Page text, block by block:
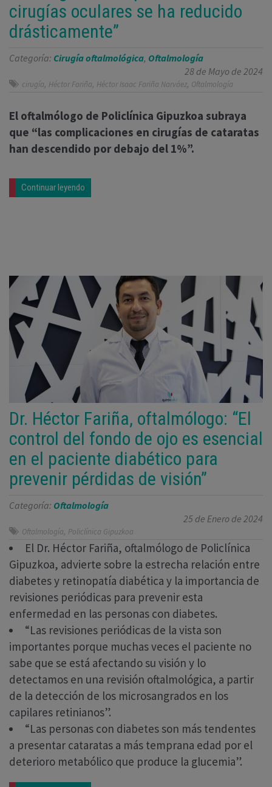
cirugías oculares se ha reducido
drásticamente”
Categoría: Cirugía oftalmológica, Oftalmología
28 de Mayo de 2024
cirugía, Héctor Fariña, Héctor Isaac Fariña Narváez, Oftalmología
El oftalmólogo de Policlínica Gipuzkoa subraya
que “las complicaciones en cirugías de cataratas
han descendido por debajo del 1%”.
Continuar leyendo
Dr. Héctor Fariña, oftalmólogo: “El
control del fondo de ojo es esencial
en el paciente diabético para
prevenir pérdidas de visión”
Categoría: Oftalmología
25 de Enero de 2024
Oftalmología, Policlínica Gipuzkoa
El Dr. Héctor Fariña, oftalmólogo de Policlínica
Gipuzkoa, advierte sobre la estrecha relación entre
diabetes y retinopatía diabética y la importancia de
revisiones periódicas para prevenir esta
enfermedad en las personas con diabetes.
“Las revisiones periódicas de la vista son
importantes porque muchas veces el paciente no
sabe que se está afectando su visión y lo
detectamos en una revisión oftalmológica, a partir
de la detección de los microsangrados en los
capilares retinianos”.
“Las personas con diabetes son más tendentes
a presentar cataratas a más temprana edad por el
deterioro metabólico que produce la glucemia”.